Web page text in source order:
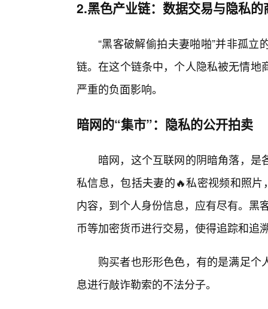
2.黑色产业链：数据交易与隐私的
“黑客破解偷拍夫妻啪啪”并非孤
链。在这个链条中，个人隐私被无情
严重的负面影响。
暗网的“集市”：隐私的公开拍卖
暗网，这个互联网的阴暗角落，
私信息，包括夫妻的🔥私密视频和照
内容，到个人身份信息，应有尽有。黑
币等加密货币进行交易，使得追踪和追
购买者也形形色色，有的是满足
息进行敲诈勒索的不法分子。